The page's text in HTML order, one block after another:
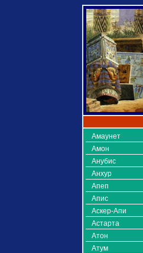
Амаунет
Амон
Анубис
Анхур
Апеп
Апис
Аскер-Апи
Астарта
Атон
Атум